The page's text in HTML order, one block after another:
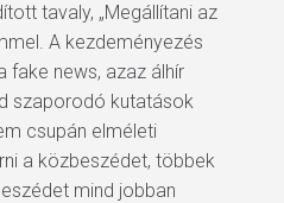
tavaly, „Megállítani az
A kezdeményezés
fake news, azaz álhír
szaporodó kutatások
csupán elméleti
a közbeszédet, többek
mind jobban